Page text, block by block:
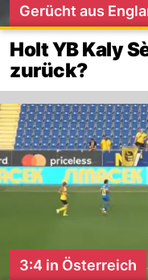
Gerücht aus
Holt YB Kaly
zurück?
3:4 in Österreich